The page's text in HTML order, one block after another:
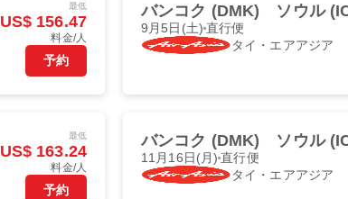
最低
US$ 156.47
料金/人
予約
バンコク (DMK) ソウル
9月5日(土) 直行便
タイ・エアアジア
最低
US$ 163.24
料金/人
予約
バンコク (DMK) ソウル
11月16日(月)直行便
タイ・エアアジア